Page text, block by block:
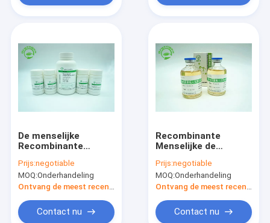
Producten
Ongeveer ons
Recombinante Menselijke Albumine
Recombinant HEEFT
De menselijke
Recombinante
HEEFT is structureel
en biochemisch
Equivalent aan pHSA
Prijs:negotiable
MOQ:Onderhandeling
Ontvang de meest recente Prijs
Contact nu
Recombinante
Menselijke de
van Oryzogenosrhsa
als stabilisator CAS
No. 70024-90-7
Prijs:negotiable
MOQ:Onderhandeling
Ontvang de meest recente Prijs
Contact nu